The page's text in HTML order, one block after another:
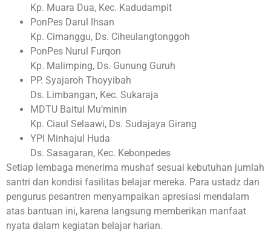
Kp. Muara Dua, Kec. Kadudampit
PonPes Darul Ihsan
Kp. Cimanggu, Ds. Ciheulangtonggoh
PonPes Nurul Furqon
Kp. Malimping, Ds. Gunung Guruh
PP. Syajaroh Thoyyibah
Ds. Limbangan, Kec. Sukaraja
MDTU Baitul Mu’minin
Kp. Ciaul Selaawi, Ds. Sudajaya Girang
YPI Minhajul Huda
Ds. Sasagaran, Kec. Kebonpedes
Setiap lembaga menerima mushaf sesuai kebutuhan jumlah
santri dan kondisi fasilitas belajar mereka. Para ustadz dan
pengurus pesantren menyampaikan apresiasi mendalam
atas bantuan ini, karena langsung memberikan manfaat
nyata dalam kegiatan belajar harian.